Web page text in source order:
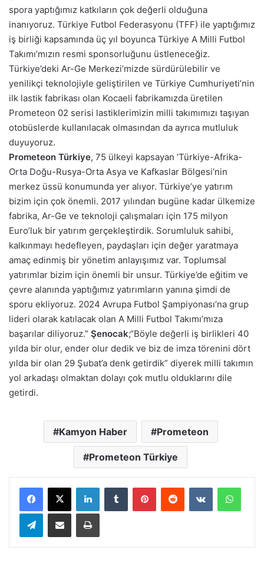
spora yaptığımız katkıların çok değerli olduğuna
inanıyoruz. Türkiye Futbol Federasyonu (TFF) ile yaptığımız
iş birliği kapsamında üç yıl boyunca Türkiye A Milli Futbol
Takımı’mızın resmi sponsorluğunu üstleneceğiz.
Türkiye’deki Ar-Ge Merkezi’mizde sürdürülebilir ve
yenilikçi teknolojiyle geliştirilen ve Türkiye Cumhuriyeti’nin
ilk lastik fabrikası olan Kocaeli fabrikamızda üretilen
Prometeon 02 serisi lastiklerimizin milli takımımızı taşıyan
otobüslerde kullanılacak olmasından da ayrıca mutluluk
duyuyoruz.
Prometeon Türkiye, 75 ülkeyi kapsayan ‘Türkiye-Afrika-
Orta Doğu-Rusya-Orta Asya ve Kafkaslar Bölgesi’nin
merkez üssü konumunda yer alıyor. Türkiye’ye yatırım
bizim için çok önemli. 2017 yılından bugüne kadar ülkemize
fabrika, Ar-Ge ve teknoloji çalışmaları için 175 milyon
Euro’luk bir yatırım gerçekleştirdik. Sorumluluk sahibi,
kalkınmayı hedefleyen, paydaşları için değer yaratmaya
amaç edinmiş bir yönetim anlayışımız var. Toplumsal
yatırımlar bizim için önemli bir unsur. Türkiye’de eğitim ve
çevre alanında yaptığımız yatırımların yanına şimdi de
sporu ekliyoruz. 2024 Avrupa Futbol Şampiyonası’na grup
lideri olarak katılacak olan A Milli Futbol Takımı’mıza
başarılar diliyoruz.” Şenocak;“Böyle değerli iş birlikleri 40
yılda bir olur, ender olur dedik ve biz de imza törenini dört
yılda bir olan 29 Şubat’a denk getirdik” diyerek milli takımın
yol arkadaşı olmaktan dolayı çok mutlu olduklarını dile
getirdi.
Kamyon Haber Prometeon
Prometeon Türkiye
LinkedInTumblr PinterestReddit VKontakte
TelegramE-Posta ile paylaş Yazdır